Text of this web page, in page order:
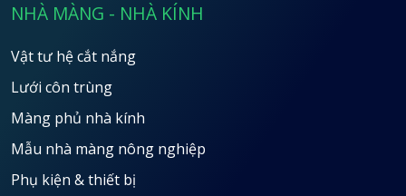
NHÀ MÀNG - NHÀ KÍNH
Vật tư hệ cắt nắng
Lưới côn trùng
Màng phủ nhà kính
Mẫu nhà màng nông nghiệp
Phụ kiện & thiết bị